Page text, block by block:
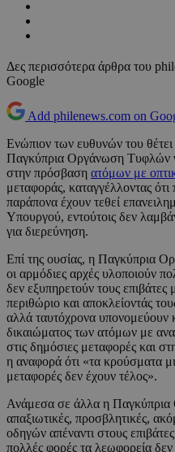
Δες περισσότερα άρθρα του
Google
Add philenews.com on
Ενώπιον των ευθυνών του
Παγκύπρια Οργάνωση Τυφλών
στην πρόσβαση ατόμων με
μεταφοράς, καταγγέλλοντας
παράπονα έχουν τεθεί
Υπουργού, εντούτοις δεν
για διερεύνηση.
Επί της ουσίας, η Παγκύπρια
οι αρμόδιες αρχές υλοποιούν
δεν εξυπηρετούν τους επιβάτες
περιθώριο και αποκλείοντάς
αλλά ταυτόχρονα υπονομεύουν
δικαιώματος των ατόμων με
στις δημόσιες μεταφορές και
η αναφορά ότι «τα κρούσματα
μεταφορές δεν έχουν τέλος».
Ανάμεσα σε άλλα η
απαξιωτικές, προσβλητικές,
οδηγών απέναντι στους
πολλές φορές τα λεωφορεία